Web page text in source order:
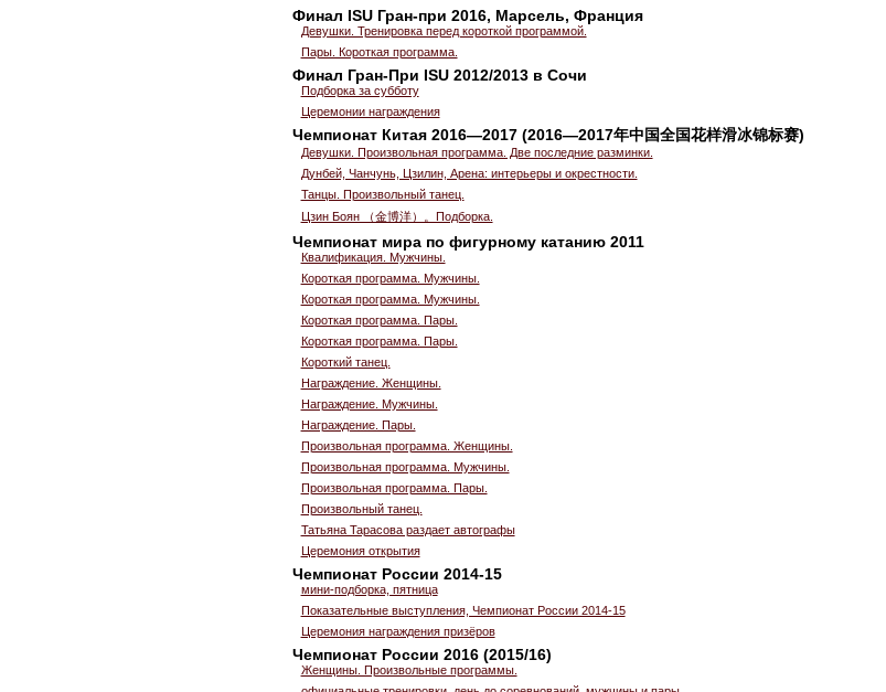
Финал ISU Гран-при 2016, Марсель, Франция
Девушки. Тренировка перед короткой программой.
Пары. Короткая программа.
Финал Гран-При ISU 2012/2013 в Сочи
Подборка за субботу
Церемонии награждения
Чемпионат Китая 2016—2017 (2016—2017年中国全国花样滑冰锦标赛)
Девушки. Произвольная программа. Две последние разминки.
Дунбей, Чанчунь, Цзилин, Арена: интерьеры и окрестности.
Танцы. Произвольный танец.
Цзин Боян （金博洋）。Подборка.
Чемпионат мира по фигурному катанию 2011
Квалификация. Мужчины.
Короткая программа. Мужчины.
Короткая программа. Мужчины.
Короткая программа. Пары.
Короткая программа. Пары.
Короткий танец.
Награждение. Женщины.
Награждение. Мужчины.
Награждение. Пары.
Произвольная программа. Женщины.
Произвольная программа. Мужчины.
Произвольная программа. Пары.
Произвольный танец.
Татьяна Тарасова раздает автографы
Церемония открытия
Чемпионат России 2014-15
мини-подборка, пятница
Показательные выступления, Чемпионат России 2014-15
Церемония награждения призёров
Чемпионат России 2016 (2015/16)
Женщины. Произвольные программы.